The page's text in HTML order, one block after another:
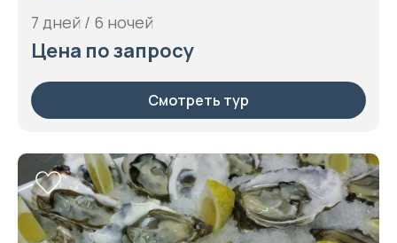
7 дней / 6 ночей
Цена по запросу
Смотреть тур